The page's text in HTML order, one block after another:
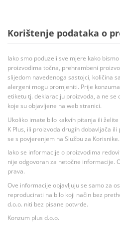
Korištenje podataka o
Iako smo poduzeli sve mjere kako
proizvodima točna, prehrambeni
slijedom navedenoga sastojci, količina
alergeni mogu promjeniti. Prije
etiketu tj. deklaraciju proizvoda, a ne
koje su objavljene na web stranici.
Ukoliko imate bilo kakvih pitanja ili
K Plus, ili proizvoda drugih dobavljača
se s povjerenjem na Službu za Korisnike.
Iako se informacije o proizvodima
nije odgovoran za netočne informacije.
prava.
Ove informacije objavljuju se samo za
reproducirati na bilo koji način bez
d.o.o. niti bez pisane potvrde.
Konzum plus d.o.o.